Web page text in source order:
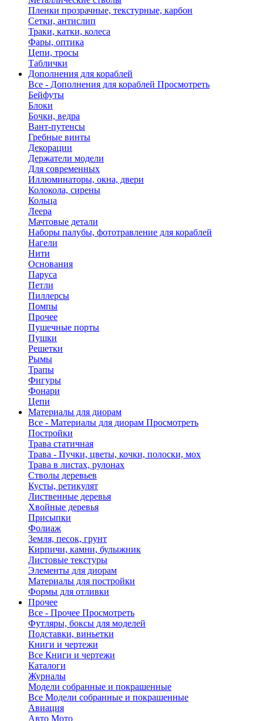
Пленки прозрачные, текстурные, карбон
Сетки, антислип
Траки, катки, колеса
Фары, оптика
Цепи, тросы
Таблички
Дополнения для кораблей
Все - Дополнения для кораблей Просмотреть
Бейфуты
Блоки
Бочки, ведра
Вант-путенсы
Гребные винты
Декорации
Держатели модели
Для современных
Иллюминаторы, окна, двери
Колокола, сирены
Кольца
Леера
Мачтовые детали
Наборы палубы, фототравление для кораблей
Нагели
Нити
Основания
Паруса
Петли
Пиллерсы
Помпы
Прочее
Пушечные порты
Пушки
Решетки
Рымы
Трапы
Фигуры
Фонари
Цепи
Материалы для диорам
Все - Материалы для диорам Просмотреть
Постройки
Трава статичная
Трава - Пучки, цветы, кочки, полоски, мох
Трава в листах, рулонах
Стволы деревьев
Кусты, ретикулят
Лиственные деревья
Хвойные деревья
Присыпки
Фолиаж
Земля, песок, грунт
Кирпичи, камни, булыжник
Листовые текстуры
Элементы для диорам
Материалы для постройки
Формы для отливки
Прочее
Все - Прочее Просмотреть
Футляры, боксы для моделей
Подставки, виньетки
Книги и чертежи
Все Книги и чертежи
Каталоги
Журналы
Модели собранные и покрашенные
Все Модели собранные и покрашенные
Авиация
Авто Мото